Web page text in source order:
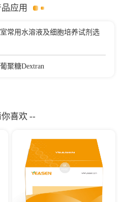
应用
常用水溶液及细胞培养试剂选
聚糖Dextran
喜欢 --